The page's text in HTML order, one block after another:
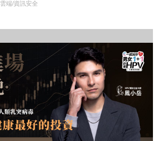
癱瘓全球！
雲端/資訊安全